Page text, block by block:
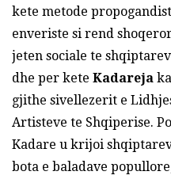
kete metode
enveriste si rend
jeten sociale te
dhe per kete Kadareja
gjithe sivellezerit e
Artisteve te Shqiperise.
Kadare u krijoi
bota e baladave